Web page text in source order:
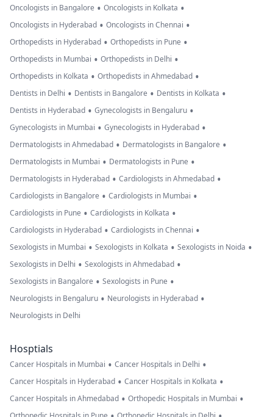
Oncologists in Bangalore • Oncologists in Kolkata •
Oncologists in Hyderabad • Oncologists in Chennai •
Orthopedists in Hyderabad • Orthopedists in Pune •
Orthopedists in Mumbai • Orthopedists in Delhi •
Orthopedists in Kolkata • Orthopedists in Ahmedabad •
Dentists in Delhi • Dentists in Bangalore • Dentists in Kolkata •
Dentists in Hyderabad • Gynecologists in Bengaluru •
Gynecologists in Mumbai • Gynecologists in Hyderabad •
Dermatologists in Ahmedabad • Dermatologists in Bangalore •
Dermatologists in Mumbai • Dermatologists in Pune •
Dermatologists in Hyderabad • Cardiologists in Ahmedabad •
Cardiologists in Bangalore • Cardiologists in Mumbai •
Cardiologists in Pune • Cardiologists in Kolkata •
Cardiologists in Hyderabad • Cardiologists in Chennai •
Sexologists in Mumbai • Sexologists in Kolkata • Sexologists in Noida •
Sexologists in Delhi • Sexologists in Ahmedabad •
Sexologists in Bangalore • Sexologists in Pune •
Neurologists in Bengaluru • Neurologists in Hyderabad •
Neurologists in Delhi
Hosptials
Cancer Hospitals in Mumbai • Cancer Hospitals in Delhi •
Cancer Hospitals in Hyderabad • Cancer Hospitals in Kolkata •
Cancer Hospitals in Ahmedabad • Orthopedic Hospitals in Mumbai •